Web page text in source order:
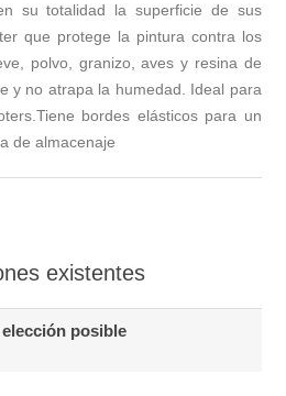
su totalidad la superficie de sus
que protege la pintura contra los
polvo, granizo, aves y resina de
y no atrapa la humedad. Ideal para
bordes elásticos para un
de almacenaje
existentes
posible